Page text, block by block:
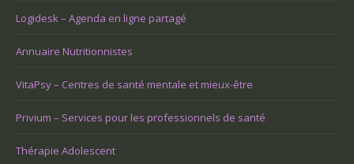
Logidesk – Agenda en ligne partagé
Annuaire Nutritionnistes
VitaPsy – Centres de santé mentale et mieux-être
Privium – Services pour les professionnels de santé
Thérapie Adolescent